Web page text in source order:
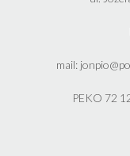
mail:
PEKO 72